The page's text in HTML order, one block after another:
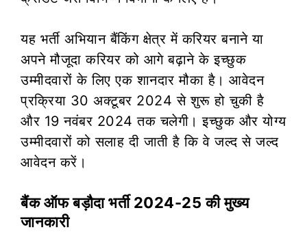
यह भर्ती अभियान बैंकिंग क्षेत्र में करियर बनाने या
अपने मौजूदा करियर को आगे बढ़ाने के इच्छुक
उम्मीदवारों के लिए एक शानदार मौका है। आवेदन
प्रक्रिया 30 अक्टूबर 2024 से शुरू हो चुकी है
और 19 नवंबर 2024 तक चलेगी। इच्छुक और योग्य
उम्मीदवारों को सलाह दी जाती है कि वे जल्द से जल्द
आवेदन करें।
बैंक ऑफ बड़ौदा भर्ती 2024-25 की मुख्य
जानकारी